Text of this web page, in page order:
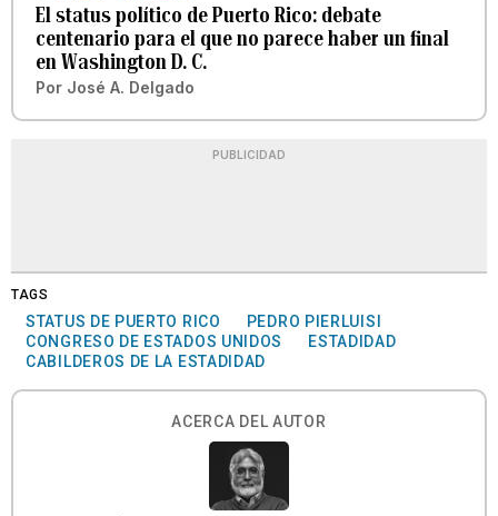
El status político de Puerto Rico: debate
centenario para el que no parece haber un final
en Washington D. C.
Por José A. Delgado
PUBLICIDAD
TAGS
STATUS DE PUERTO RICO
PEDRO PIERLUISI
CONGRESO DE ESTADOS UNIDOS
ESTADIDAD
CABILDEROS DE LA ESTADIDAD
ACERCA DEL AUTOR